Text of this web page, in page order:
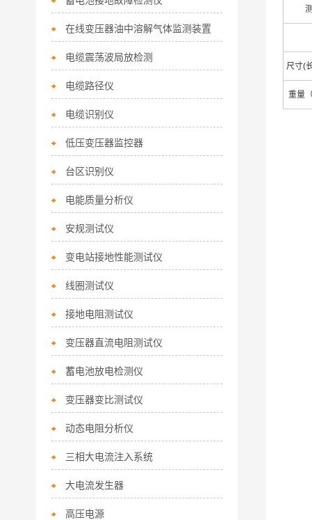
尺寸(
重量
在线变压器油中溶解气体监测装置
电缆震荡波局放检测
电缆路径仪
电缆识别仪
低压变压器监控器
台区识别仪
电能质量分析仪
安规测试仪
变电站接地性能测试仪
线圈测试仪
接地电阻测试仪
变压器直流电阻测试仪
蓄电池放电检测仪
变压器变比测试仪
动态电阻分析仪
三相大电流注入系统
大电流发生器
高压电源